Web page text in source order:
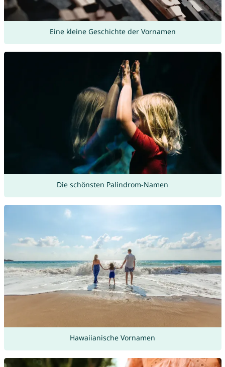
Eine kleine Geschichte der Vornamen
Die schönsten Palindrom-Namen
Hawaiianische Vornamen